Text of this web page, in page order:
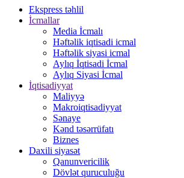
Ekspress təhlil
İcmallar
Media İcmalı
Həftəlik iqtisadi icmal
Həftəlik siyasi icmal
Aylıq İqtisadi İcmal
Aylıq Siyasi İcmal
İqtisadiyyat
Maliyyə
Makroiqtisadiyyat
Sənaye
Kənd təsərrüfatı
Biznes
Daxili siyasət
Qanunvericilik
Dövlət quruculuğu